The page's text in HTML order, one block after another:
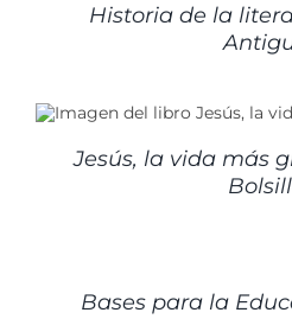
Historia de la
Jesús, la vida más
Bases para la